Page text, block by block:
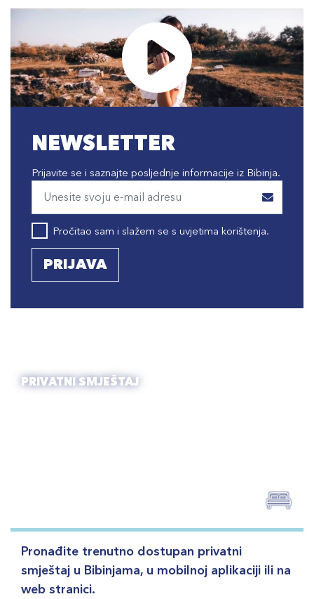
NEWSLETTER
Prijavite se i saznajte posljednje informacije iz Bibinja.
Pročitao sam i slažem se s uvjetima korištenja.
PRIJAVA
PRIVATNI SMJEŠTAJ
Pronađite trenutno dostupan privatni
smještaj u Bibinjama, u mobilnoj aplikaciji ili na
web stranici.